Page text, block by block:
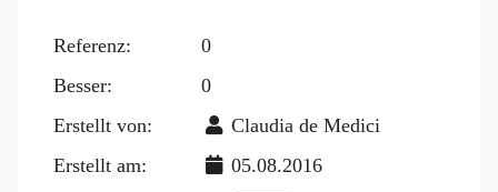
Blog
Referenz:
0
Besser:
0
Erstellt von:
Claudia de Medici
Erstellt am:
05.08.2016